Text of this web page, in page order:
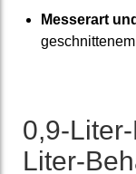
Messerart
0,9-
Liter-